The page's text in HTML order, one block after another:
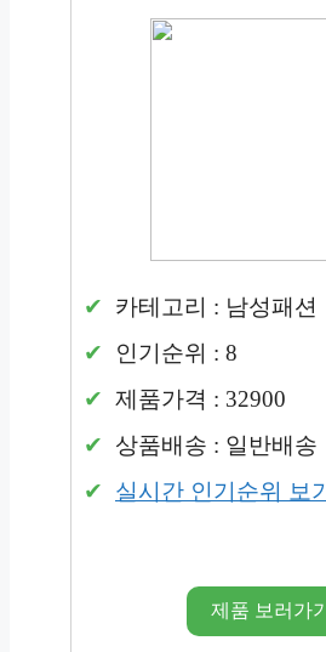
카테고리 : 남성패션
인기순위 : 8
제품가격 : 32900
상품배송 : 일반배송
실시간 인기순위 보기
제품 보러가기